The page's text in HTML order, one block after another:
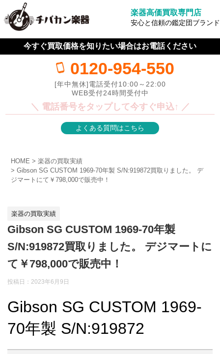
楽器高価買取専門店
安心と信頼の鑑定団ブランド
今すぐ買取価格を知りたい場合はお電話ください
0120-954-550
[年中無休]電話受付10:00～22:00
WEB受付24時間受付中
＼ 電話番号をタップして今すぐ申込↑ ／
よくある質問はこちら
HOME
楽器の買取実績
Gibson SG CUSTOM 1969-70年製 S/N:919872買取りました。 デ
ジマートにて￥798,000で販売中！
楽器の買取実績
Gibson SG CUSTOM 1969-70年製
S/N:919872買取りました。 デジマートに
て￥798,000で販売中！
投稿日：2023年6月9日
Gibson SG CUSTOM 1969-
70年製 S/N:919872